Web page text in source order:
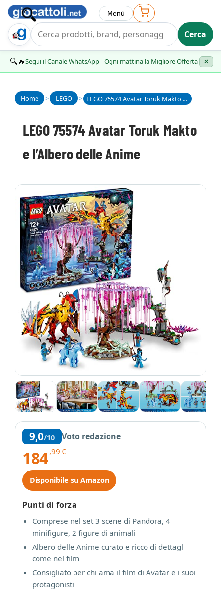
Trova Regalo Cerca
Menù
🔍🔥Segui il Canale WhatsApp - Ogni mattina la Migliore Offerta ✕
Home > LEGO > LEGO 75574 Avatar Toruk Makto e l’Albero delle Anime
LEGO 75574 Avatar Toruk Makto
e l’Albero delle Anime
9,0/10 Voto redazione
184,99 €
Disponibile su Amazon
Punti di forza
Comprese nel set 3 scene di Pandora, 4
minifigure, 2 figure di animali
Albero delle Anime curato e ricco di dettagli
come nel film
Consigliato per chi ama il film di Avatar e i suoi
protagonisti